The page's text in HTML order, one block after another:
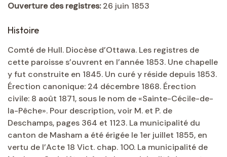
Ouverture des registres:26 juin 1853
Histoire
Comté de Hull. Diocèse d’Ottawa. Les registres de
cette paroisse s’ouvrent en l’année 1853. Une chapelle
y fut construite en 1845. Un curé y réside depuis 1853.
Érection canonique: 24 décembre 1868. Érection
civile: 8 août 1871, sous le nom de «Sainte-Cécile-de-
la-Pêche». Pour description, voir M. et P. de
Deschamps, pages 364 et 1123. La municipalité du
canton de Masham a été érigée le 1er juillet 1855, en
vertu de l’Acte 18 Vict. chap. 100. La municipalité de